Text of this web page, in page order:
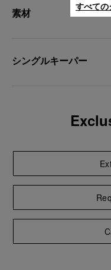
素材
シングルキーパー
すべての